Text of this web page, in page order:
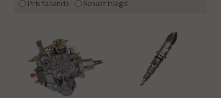
Pris fallande
Senast inlagd